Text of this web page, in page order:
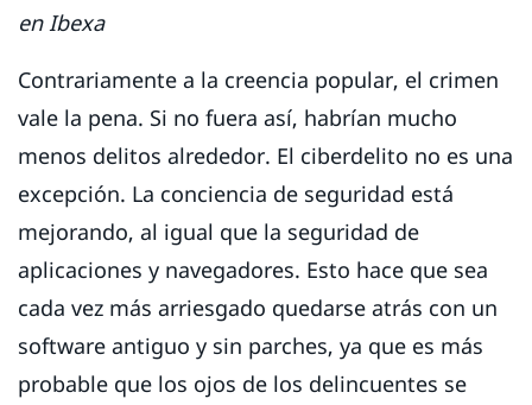
en Ibexa
Contrariamente a la creencia popular, el crimen
vale la pena. Si no fuera así, habrían mucho
menos delitos alrededor. El ciberdelito no es una
excepción. La conciencia de seguridad está
mejorando, al igual que la seguridad de
aplicaciones y navegadores. Esto hace que sea
cada vez más arriesgado quedarse atrás con un
software antiguo y sin parches, ya que es más
probable que los ojos de los delincuentes se